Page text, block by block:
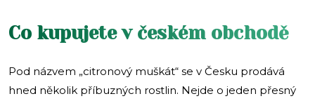
Co kupujete v českém obchodě
Pod názvem „citronový muškát“ se v Česku prodává
hned několik příbuzných rostlin. Nejde o jeden přesný